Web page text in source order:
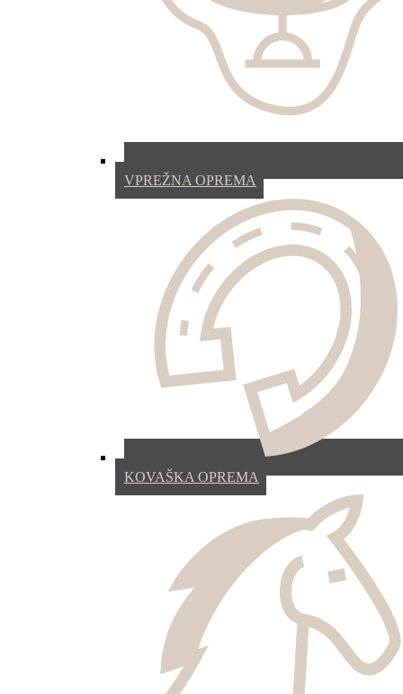
VPREŽNA OPREMA
KOVAŠKA OPREMA